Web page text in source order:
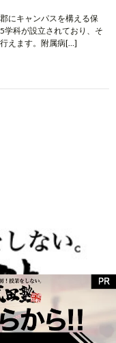
にキャンパスを構える保
学科が設立されており、そ
えます。附属病[…]